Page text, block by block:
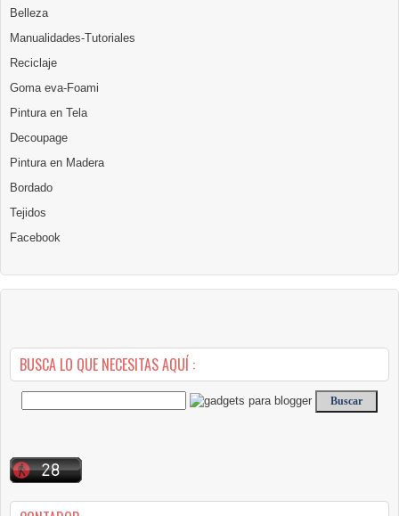
Belleza
Manualidades-Tutoriales
Reciclaje
Goma eva-Foami
Pintura en Tela
Decoupage
Pintura en Madera
Bordado
Tejidos
Facebook
BUSCA LO QUE NECESITAS AQUÍ :